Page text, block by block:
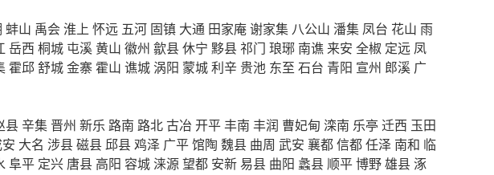
蚌山 禹会淮上 怀远 五河 固镇 大通 田家庵谢家集 八公山 潘集 凤台 花山 雨
岳西 桐城 屯溪黄山 徽州 歙县休宁 黟县祁门 琅琊 南谯 来安 全椒 定远 凤
霍邱舒城金寨 霍山 谯城 涡阳 蒙城利辛 贵池 东至 石台 青阳 宣州 郎溪 广
县辛集 晋州 新乐 路南 路北古冶 开平丰南 丰润 曹妃甸 滦南 乐亭 迁西 玉田
大名 涉县磁县邱县鸡泽 广平馆陶 魏县 曲周 武安 襄都信都任泽 南和 临
阜平 定兴 唐县 高阳 容城 涞源望都 安新易县 曲阳 蠡县 顺平博野雄县涿